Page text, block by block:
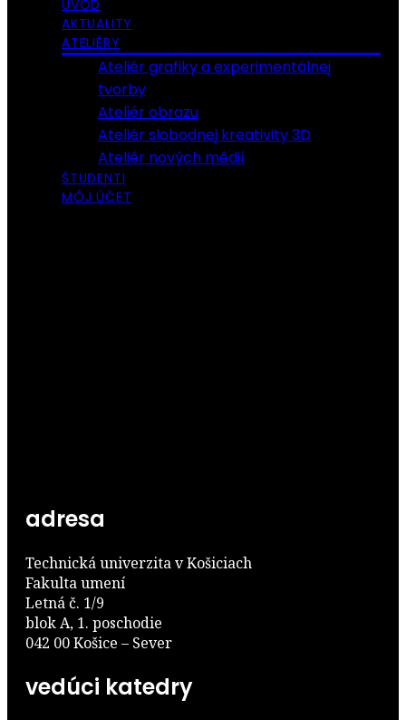
ÚVOD
AKTUALITY
ATELIÉRY
Ateliér grafiky a experimentálnej
tvorby
Ateliér obrazu
Ateliér slobodnej kreativity 3D
Ateliér nových médií
ŠTUDENTI
MÔJ ÚČET
adresa
Technická univerzita v Košiciach
Fakulta umení
Letná č. 1/9
blok A, 1. poschodie
042 00 Košice – Sever
vedúci katedry